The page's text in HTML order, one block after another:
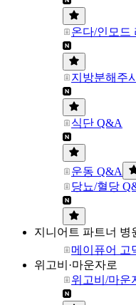
온다/인모드
지방분해주
식단 Q&A
운동 Q&A
당뇨/혈당
지니어트 파트너 병
메이퓨어 고
위고비·마운자로
위고비/마운